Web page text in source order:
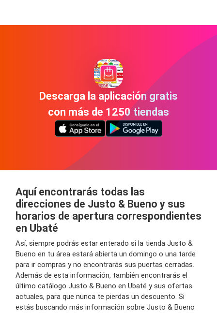
Descarga la aplicación gratis
con más de 1250 tiendas
Aquí encontrarás todas las
direcciones de Justo & Bueno y sus
horarios de apertura correspondientes
en Ubaté
Así, siempre podrás estar enterado si la tienda Justo &
Bueno en tu área estará abierta un domingo o una tarde
para ir compras y no encontrarás sus puertas cerradas.
Además de esta información, también encontrarás el
último catálogo Justo & Bueno en Ubaté y sus ofertas
actuales, para que nunca te pierdas un descuento. Si
estás buscando más información sobre Justo & Bueno